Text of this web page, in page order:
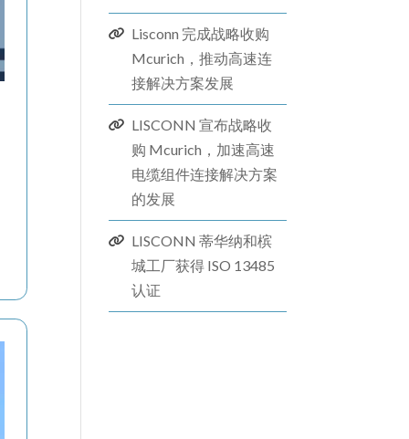
Lisconn 完成战略收购
Mcurich，推动高速连
接解决方​​案发展
LISCONN 宣布战略收
购 Mcurich，加速高速
电缆组件连接解决方案
的发展
LISCONN 蒂华纳和槟
城工厂获得 ISO 13485
认证